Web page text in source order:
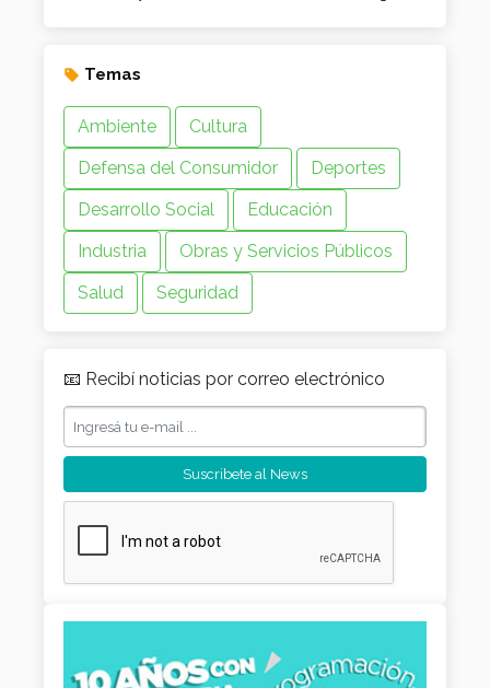
Temas
Ambiente
Cultura
Defensa del Consumidor
Deportes
Desarrollo Social
Educación
Industria
Obras y Servicios Públicos
Salud
Seguridad
📧 Recibí noticias por correo electrónico